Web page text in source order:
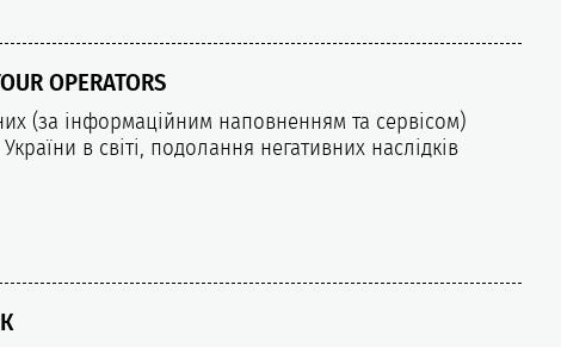
OPERATORS
(за інформаційним наповненням та сервісом)
в світі, подолання негативних наслідків